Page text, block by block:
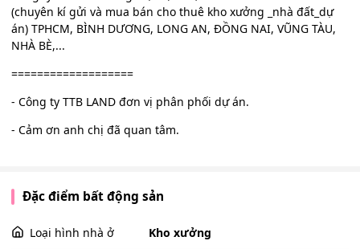
(chuyên kí gửi và mua bán cho thuê kho xưởng _nhà đất_dự
án) TPHCM, BÌNH DƯƠNG, LONG AN, ĐỒNG NAI, VŨNG TÀU,
NHÀ BÈ,...
===================
- Công ty TTB LAND đơn vị phân phối dự án.
- Cảm ơn anh chị đã quan tâm.
Đặc điểm bất động sản
Loại hình nhà ở Kho xưởng